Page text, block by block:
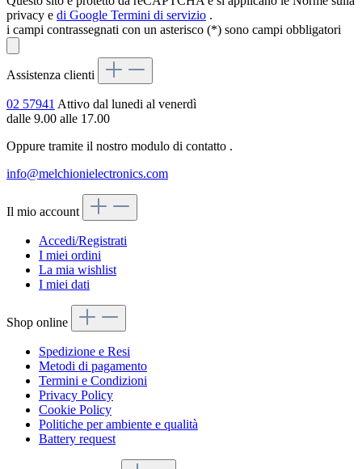
privacy e di Google Termini di servizio .
i campi contrassegnati con un asterisco (*) sono campi obbligatori
Assistenza clienti
02 57941 Attivo dal lunedi al venerdì
dalle 9.00 alle 17.00
Oppure tramite il nostro modulo di contatto .
info@melchionielectronics.com
Il mio account
Accedi/Registrati
I miei ordini
La mia wishlist
I miei dati
Shop online
Spedizione e Resi
Metodi di pagamento
Termini e Condizioni
Privacy Policy
Cookie Policy
Politiche per ambiente e qualità
Battery request